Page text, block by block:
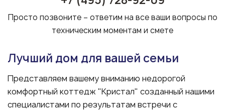
Просто позвоните – ответим на все ваши вопросы по
техническим моментам и смете
Лучший дом для вашей семьи
Представляем вашему вниманию недорогой
комфортный коттедж "Кристал" созданный нашими
специалистами по результатам встречи с